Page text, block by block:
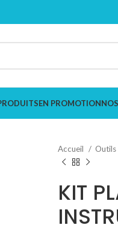
EN PROMOTION
Accueil
KIT